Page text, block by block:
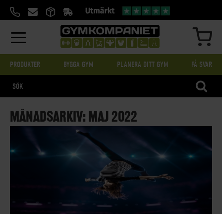
TILL
PRODUKTER BYGGA GYM PLANERA DITT GYM FÅ SVAR
MÅNADSARKIV: MAJ 2022